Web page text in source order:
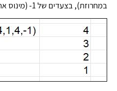
במחרוזת), בצעדים של 1- (מינוס אחד), וזו התוצאה: